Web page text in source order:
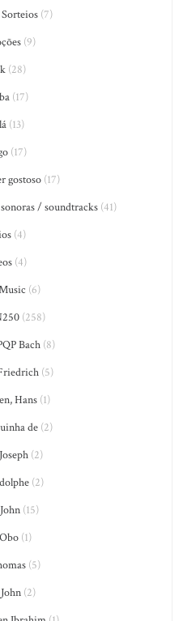
(7)
(9)
(28)
(17)
(13)
(17)
gostoso (17)
/ soundtracks(41)
(4)
(4)
(6)
(258)
Bach(8)
(5)
Hans(1)
de (2)
(2)
(2)
(15)
(1)
(5)
(2)